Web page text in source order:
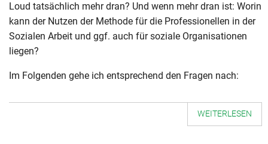
Loud tatsächlich mehr dran? Und wenn mehr dran ist: Worin
kann der Nutzen der Methode für die Professionellen in der
Sozialen Arbeit und ggf. auch für soziale Organisationen
liegen?
Im Folgenden gehe ich entsprechend den Fragen nach:
WEITERLESEN